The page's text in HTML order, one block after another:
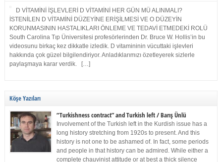
D VİTAMİNİ İŞLEVLERİ D VİTAMİNİ HER GÜN MÜ ALINMALI?
İSTENİLEN D VİTAMİNİ DÜZEYİNE ERİŞİLMESİ VE O DÜZEYİN
KORUNMASININ HASTALIKLARI ÖNLEME VE TEDAVİ ETMEDEKİ ROLÜ
South Carolina Tıp Üniversitesi profesörlerinden Dr. Bruce W. Hollis’in bu
videosunu birkaç kez dikkatle izledik. D vitamininin vücuttaki işlevleri
hakkında çok güzel bilgilendiriyor. Anladıklarımızı özetleyerek sizlerle
paylaşmaya karar verdik. […]
Köşe Yazıları
“Turkishness contract” and Turkish left / Barış Ünlü
Involvement of the Turkish left in the Kurdish issue has a
long history stretching from 1920s to present. And this
history is not one to be ashamed of. In fact, some periods
and people in that history can be admired. While either a
complete chauvinist attitude or at best a thick silence